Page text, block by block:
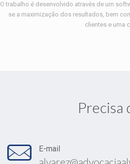
O trabalho é desenvolvido através de um
se a maximização dos resultados, bem
clientes e uma
Precisa
E-mail